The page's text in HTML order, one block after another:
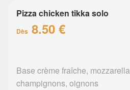
Pizza chicken tikka solo
Dès 8.50 €
Base crème fraîche,
champignons, oignons